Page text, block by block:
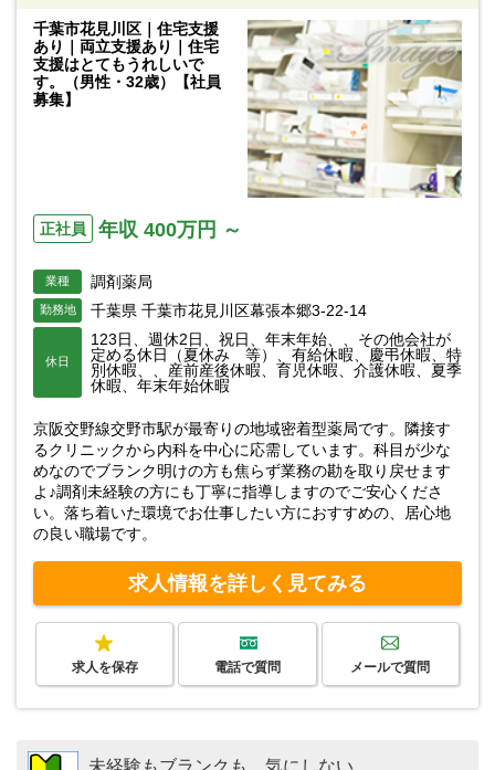
千葉市花見川区｜住宅支援
あり｜両立支援あり｜住宅
支援はとてもうれしいで
す。（男性・32歳）【社員
募集】
正社員 年収 400万円 ～
業種 調剤薬局
勤務地 千葉県 千葉市花見川区幕張本郷3-22-14
休日
123日、週休2日、祝日、年末年始、、その他会社が
定める休日（夏休み 等）、有給休暇、慶弔休暇、特
別休暇、、産前産後休暇、育児休暇、介護休暇、夏季
休暇、年末年始休暇
京阪交野線交野市駅が最寄りの地域密着型薬局です。隣接す
るクリニックから内科を中心に応需しています。科目が少な
めなのでブランク明けの方も焦らず業務の勘を取り戻せます
よ♪調剤未経験の方にも丁寧に指導しますのでご安心くださ
い。落ち着いた環境でお仕事したい方におすすめの、居心地
の良い職場です。
求人情報を詳しく見てみる
求人を保存 電話で質問 メールで質問